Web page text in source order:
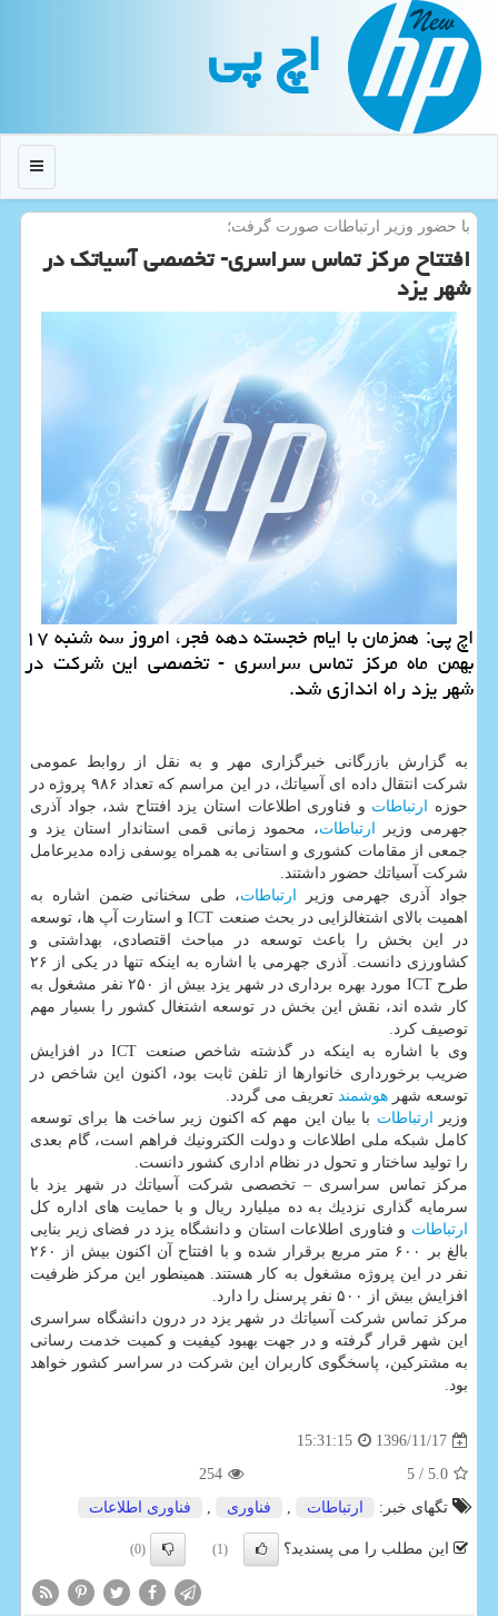
اچ پی
منو
با حضور وزیر ارتباطات صورت گرفت؛
افتتاح مركز تماس سراسری- تخصصی آسیاتك در
شهر یزد
اچ پی: همزمان با ایام خجسته دهه فجر، امروز سه شنبه ۱۷
بهمن ماه مركز تماس سراسری - تخصصی این شركت در
شهر یزد راه اندازی شد.
به گزارش بازرگانی خبرگزاری مهر و به نقل از روابط عمومی
شركت انتقال داده ای آسیاتك، در این مراسم كه تعداد ۹۸۶ پروژه در
حوزه ارتباطات و فناوری اطلاعات استان یزد افتتاح شد، جواد آذری
جهرمی وزیر ارتباطات، محمود زمانی قمی استاندار استان یزد و
جمعی از مقامات كشوری و استانی به همراه یوسفی زاده مدیرعامل
شركت آسیاتك حضور داشتند.
جواد آذری جهرمی وزیر ارتباطات، طی سخنانی ضمن اشاره به
اهمیت بالای اشتغالزایی در بحث صنعت ICT و استارت آپ ها، توسعه
در این بخش را باعث توسعه در مباحث اقتصادی، بهداشتی و
كشاورزی دانست. آذری جهرمی با اشاره به اینكه تنها در یكی از ۲۶
طرح ICT مورد بهره برداری در شهر یزد بیش از ۲۵۰ نفر مشغول به
كار شده اند، نقش این بخش در توسعه اشتغال كشور را بسیار مهم
توصیف كرد.
وی با اشاره به اینكه در گذشته شاخص صنعت ICT در افزایش
ضریب برخورداری خانوارها از تلفن ثابت بود، اكنون این شاخص در
توسعه شهر هوشمند تعریف می گردد.
وزیر ارتباطات با بیان این مهم كه اكنون زیر ساخت ها برای توسعه
كامل شبكه ملی اطلاعات و دولت الكترونیك فراهم است، گام بعدی
را تولید ساختار و تحول در نظام اداری كشور دانست.
مركز تماس سراسری – تخصصی شركت آسیاتك در شهر یزد با
سرمایه گذاری نزدیك به ده میلیارد ریال و با حمایت های اداره كل
ارتباطات و فناوری اطلاعات استان و دانشگاه یزد در فضای زیر بنایی
بالغ بر ۶۰۰ متر مربع برقرار شده و با افتتاح آن اكنون بیش از ۲۶۰
نفر در این پروژه مشغول به كار هستند. همینطور این مركز ظرفیت
افزایش بیش از ۵۰۰ نفر پرسنل را دارد.
مركز تماس شركت آسیاتك در شهر یزد در درون دانشگاه سراسری
این شهر قرار گرفته و در جهت بهبود كیفیت و كمیت خدمت رسانی
به مشتركین، پاسخگوی كاربران این شركت در سراسر كشور خواهد
بود.
1396/11/17
15:31:15
5.0
/ 5
254
تگهای خبر:
ارتباطات , فناوری , فناوری اطلاعات
این مطلب را می پسندید؟ (1)
(0)